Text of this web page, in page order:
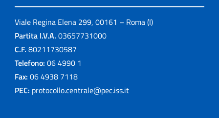
Viale Regina Elena 299, 00161 – Roma (I)
Partita I.V.A. 03657731000
C.F. 80211730587
Telefono: 06 4990 1
Fax: 06 4938 7118
PEC: protocollo.centrale@pec.iss.it